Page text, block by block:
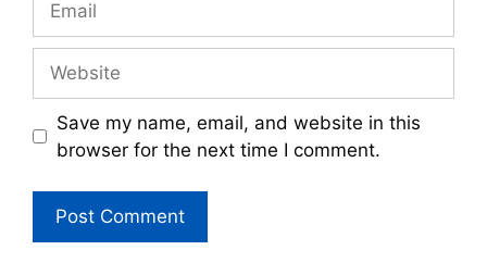
Save my name, email, and website in this
browser for the next time I comment.